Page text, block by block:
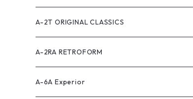
A-2T ORIGINAL CLASSICS
A-2RA RETROFORM
A-6A Experior